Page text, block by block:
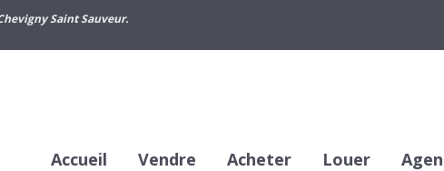
Saint Sauveur.
Accueil Vendre Acheter Louer